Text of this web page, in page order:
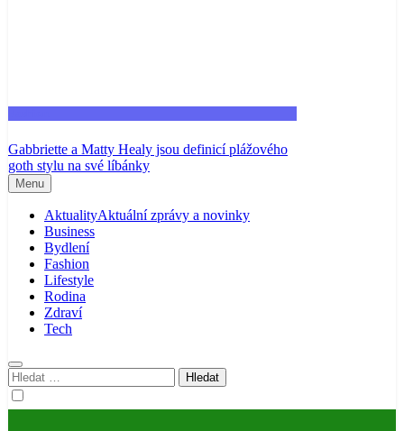
Gabbriette a Matty Healy jsou definicí plážového
goth stylu na své líbánky
Menu
AktualityAktuální zprávy a novinky
Business
Bydlení
Fashion
Lifestyle
Rodina
Zdraví
Tech
Vyhledávání